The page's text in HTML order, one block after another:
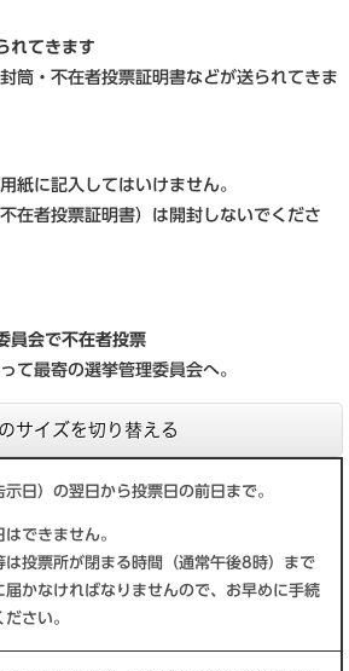
れてきます
筒・不在者投票証明書などが送られてきま
紙に記入してはいけません。
在者投票証明書）は開封しないでくださ
員会で不在者投票
て最寄の選挙管理委員会へ。
サイズを切り替える
示日）の翌日から投票日の前日まで。
できません。
は投票所が閉まる時間（通常午後8時）まで
届かなければなりませんので、お早めに手続
さい。